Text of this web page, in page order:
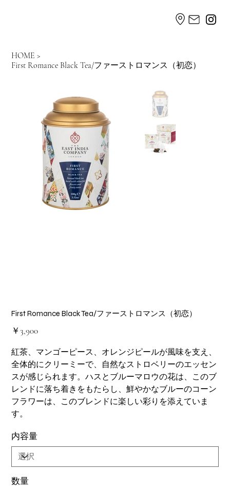
HOME >
First Romance Black Tea/ファーストロマンス（初恋）
First Romance Black Tea/ファーストロマンス（初恋）
価
格
￥3,900
紅茶、マンゴーピース、オレンジピールが風味を支え、
全体的にクリーミーで、自然なストロベリーのエッセン
スが感じられます。ハスとブルーマロウの花は、このブ
レンドに落ち着きをもたらし、鮮やかなブルーのコーン
フラワーは、このブレンドに楽しい彩りを添えていま
す。
内容量
数量